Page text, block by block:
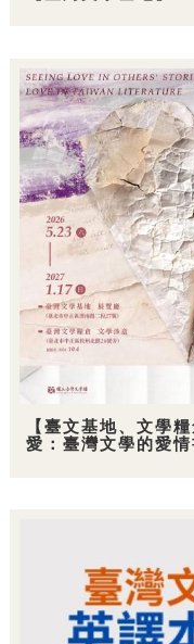
【臺文基地、文學
愛：臺灣文學的愛情